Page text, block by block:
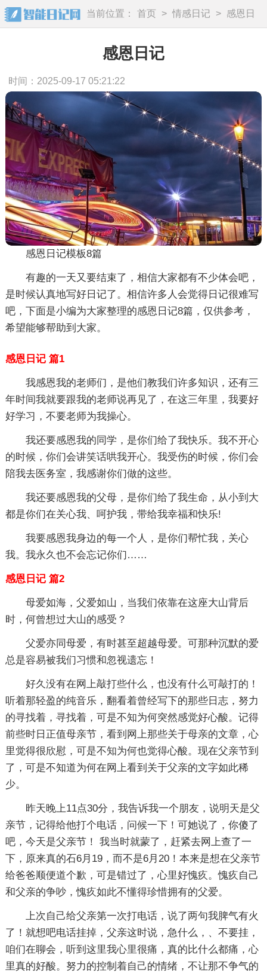
当前位置： 首页 > 情感日记 >
感恩日
记
感恩日记
时间：2025-09-17 05:21:22
感恩日记模板8篇
有趣的一天又要结束了，相信大家都有不少体会吧，
是时候认真地写好日记了。相信许多人会觉得日记很难写
吧，下面是小编为大家整理的感恩日记8篇，仅供参考，
希望能够帮助到大家。
感恩日记 篇1
我感恩我的老师们，是他们教我们许多知识，还有三
年时间我就要跟我的老师说再见了，在这三年里，我要好
好学习，不要老师为我操心。
我还要感恩我的同学，是你们给了我快乐。我不开心
的时候，你们会讲笑话哄我开心。我受伤的时候，你们会
陪我去医务室，我感谢你们做的这些。
我还要感恩我的父母，是你们给了我生命，从小到大
都是你们在关心我、呵护我，带给我幸福和快乐!
我要感恩我身边的每一个人，是你们帮忙我，关心
我。我永久也不会忘记你们……
感恩日记 篇2
母爱如海，父爱如山，当我们依靠在这座大山背后
时，何曾想过大山的感受？
父爱亦同母爱，有时甚至超越母爱。可那种沉默的爱
总是容易被我们习惯和忽视遗忘！
好久没有在网上敲打些什么，也没有什么可敲打的！
听着那轻盈的纯音乐，翻看着曾经写下的那些日志，努力
的寻找着，寻找着，可是不知为何突然感觉好心酸。记得
前些时日正值母亲节，看到网上那些关于母亲的文章，心
里觉得很欣慰，可是不知为何也觉得心酸。现在父亲节到
了，可是不知道为何在网上看到关于父亲的文字如此稀
少。
昨天晚上11点30分，我告诉我一个朋友，说明天是父
亲节，记得给他打个电话，问候一下！可她说了，你傻了
吧，今天是父亲节！ 我当时就蒙了，赶紧去网上查了一
下，原来真的石6月19，而不是6月20！本来是想在父亲节
给爸爸顺便道个歉，可是错过了，心里好愧疚。愧疚自己
和父亲的争吵，愧疚如此不懂得珍惜拥有的父爱。
上次自己给父亲第一次打电话，说了两句我脾气有火
了！就想吧电话挂掉，父亲这时说，急什么，、不要挂，
咱们在聊会，听到这里我心里很痛，真的比什么都痛，心
里真的好酸。努力的控制着自己的情绪，不让那不争气的